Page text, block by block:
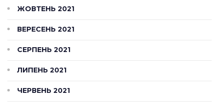
ЖОВТЕНЬ 2021
ВЕРЕСЕНЬ 2021
СЕРПЕНЬ 2021
ЛИПЕНЬ 2021
ЧЕРВЕНЬ 2021